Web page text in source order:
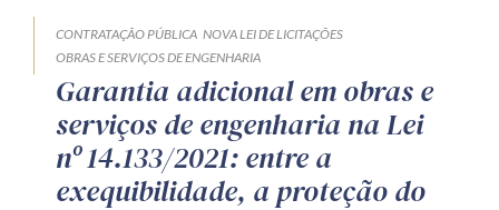
CONTRATAÇÃO PÚBLICA NOVA LEI DE LICITAÇÕES
OBRAS E SERVIÇOS DE ENGENHARIA
Garantia adicional em obras e
serviços de engenharia na Lei
nº 14.133/2021: entre a
exequibilidade, a proteção do